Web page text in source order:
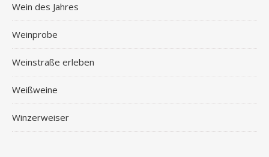
Wein des Jahres
Weinprobe
Weinstraße erleben
Weißweine
Winzerweiser